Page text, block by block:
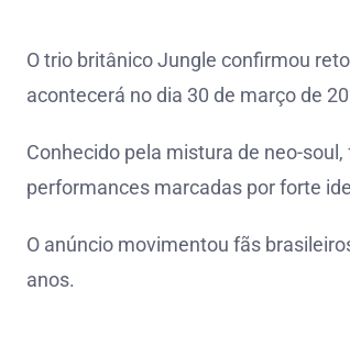
O trio britânico Jungle confirmou
acontecerá no dia 30 de março de
Conhecido pela mistura de neo-
performances marcadas por forte
O anúncio movimentou fãs
anos.